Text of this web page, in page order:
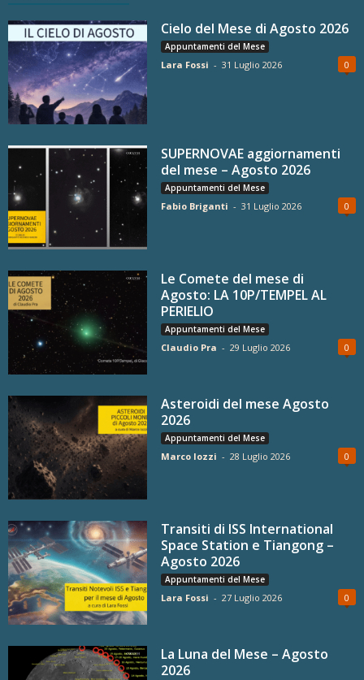
Cielo del Mese di Agosto 2026
Appuntamenti del Mese
Lara Fossi - 31 Luglio 2026 0
SUPERNOVAE aggiornamenti
del mese – Agosto 2026
Appuntamenti del Mese
Fabio Briganti - 31 Luglio 2026 0
Le Comete del mese di
Agosto: LA 10P/TEMPEL AL
PERIELIO
Appuntamenti del Mese
Claudio Pra - 29 Luglio 2026 0
Asteroidi del mese Agosto
2026
Appuntamenti del Mese
Marco Iozzi - 28 Luglio 2026 0
Transiti di ISS International
Space Station e Tiangong –
Agosto 2026
Appuntamenti del Mese
Lara Fossi - 27 Luglio 2026 0
La Luna del Mese – Agosto
2026